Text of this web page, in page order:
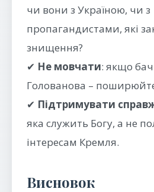
чи вони з Україною, чи з
пропагандистами, які
знищення?
✔ Не мовчати: якщо
Голованова –
✔ Підтримувати
яка служить Богу, а не
інтересам Кремля.
Висновок